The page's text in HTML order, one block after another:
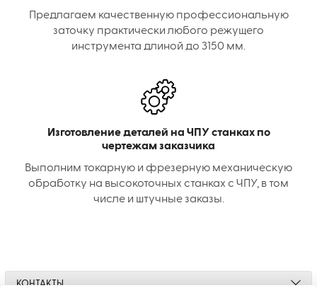
Предлагаем качественную профессиональную
заточку практически любого режущего
инструмента длиной до 3150 мм.
Изготовление деталей на ЧПУ станках по
чертежам заказчика
Выполним токарную и фрезерную механическую
обработку на высокоточных станках с ЧПУ, в том
числе и штучные заказы.
КОНТАКТЫ